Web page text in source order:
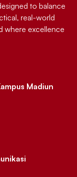
to balance
real-world
where excellence
Madiun